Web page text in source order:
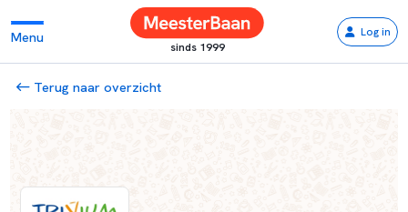
Menu
sinds 1999
Log in
Terug naar overzicht